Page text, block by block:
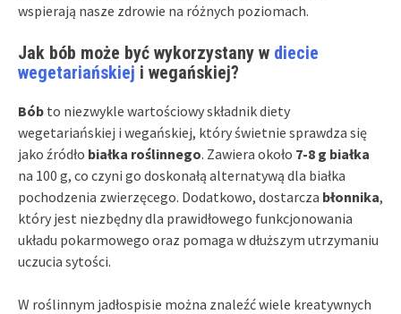
wspierają nasze zdrowie na różnych poziomach.
Jak bób może być wykorzystany w diecie
wegetariańskiej i wegańskiej?
Bób to niezwykle wartościowy składnik diety
wegetariańskiej i wegańskiej, który świetnie sprawdza się
jako źródło białka roślinnego. Zawiera około 7-8 g białka
na 100 g, co czyni go doskonałą alternatywą dla białka
pochodzenia zwierzęcego. Dodatkowo, dostarcza błonnika,
który jest niezbędny dla prawidłowego funkcjonowania
układu pokarmowego oraz pomaga w dłuższym utrzymaniu
uczucia sytości.
W roślinnym jadłospisie można znaleźć wiele kreatywnych